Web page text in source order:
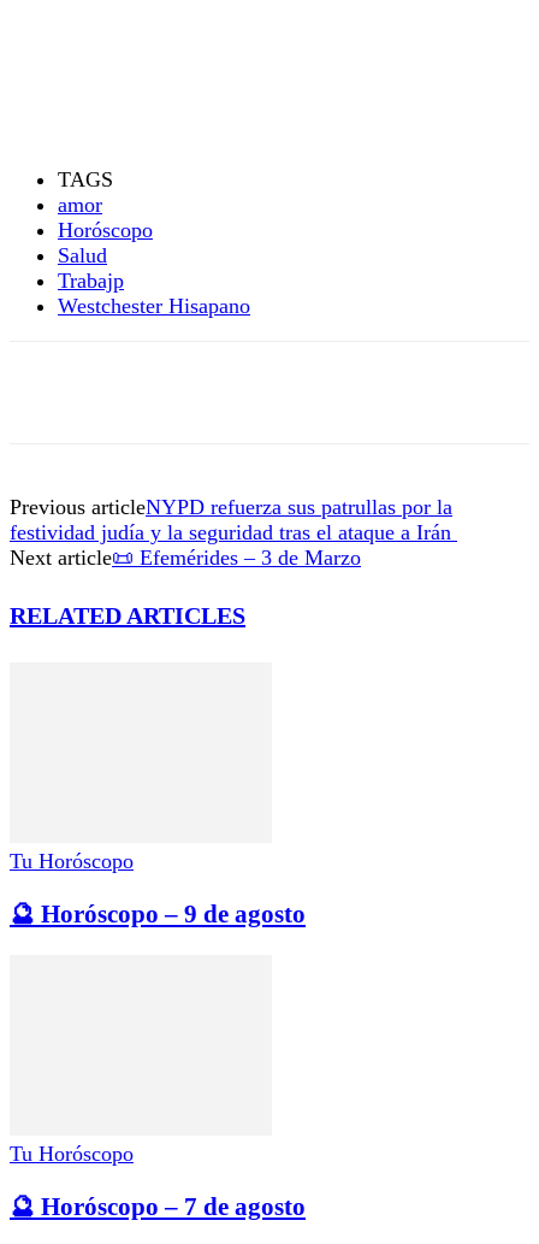
TAGS
amor
Horóscopo
Salud
Trabajp
Westchester Hisapano
Previous articleNYPD refuerza sus patrullas por la
festividad judía y la seguridad tras el ataque a Irán
Next article📜 Efemérides – 3 de Marzo
RELATED ARTICLES
Tu Horóscopo
🔮 Horóscopo – 9 de agosto
Tu Horóscopo
🔮 Horóscopo – 7 de agosto